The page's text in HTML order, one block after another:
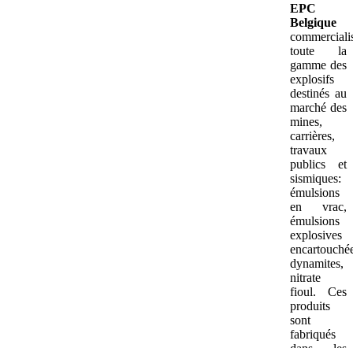
EPC
Belgique
toute la
gamme des
explosifs
destinés au
marché des
mines,
carrières,
travaux
publics et
sismiques:
émulsions
en vrac,
émulsions
explosives
dynamites,
nitrate
fioul. Ces
produits
sont
fabriqués